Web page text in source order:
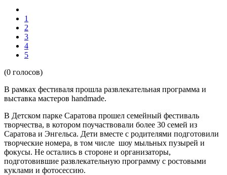
1
2
3
4
5
(0 голосов)
В рамках фестиваля прошла развлекательная программа и
выставка мастеров handmade.
В Детском парке Саратова прошел семейный фестиваль
творчества, в котором поучаствовали более 30 семей из
Саратова и Энгельса. Дети вместе с родителями подготовили
творческие номера, в том числе шоу мыльных пузырей и
фокусы. Не остались в стороне и организаторы,
подготовившие развлекательную программу с ростовыми
куклами и фотосессию.